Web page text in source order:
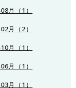
月（1）
月（2）
月（1）
月（1）
月（1）